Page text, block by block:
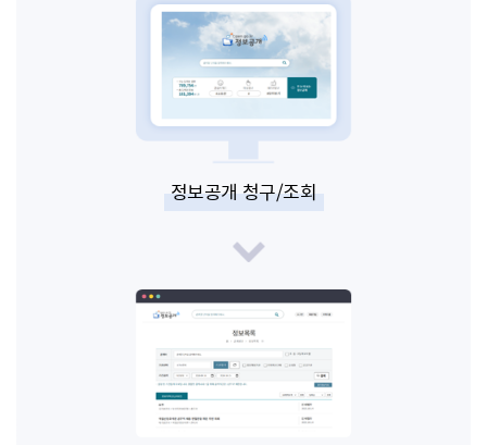
정보공개 청구/조회